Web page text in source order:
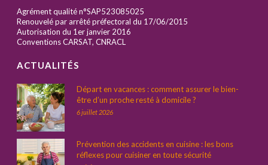
Agrément qualité n°SAP523085025
Renouvelé par arrêté préfectoral du 17/06/2015
Autorisation du 1er janvier 2016
Conventions CARSAT, CNRACL
ACTUALITÉS
Départ en vacances : comment assurer le bien-
être d’un proche resté à domicile ?
6 juillet 2026
Prévention des accidents en cuisine : les bons
réflexes pour cuisiner en toute sécurité